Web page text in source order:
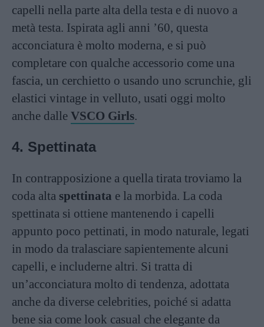
capelli nella parte alta della testa e di nuovo a
metà testa. Ispirata agli anni ’60, questa
acconciatura è molto moderna, e si può
completare con qualche accessorio come una
fascia, un cerchietto o usando uno scrunchie, gli
elastici vintage in velluto, usati oggi molto
anche dalle VSCO Girls.
4. Spettinata
In contrapposizione a quella tirata troviamo la
coda alta spettinata e la morbida. La coda
spettinata si ottiene mantenendo i capelli
appunto poco pettinati, in modo naturale, legati
in modo da tralasciare sapientemente alcuni
capelli, e includerne altri. Si tratta di
un’acconciatura molto di tendenza, adottata
anche da diverse celebrities, poiché si adatta
bene sia come look casual che elegante da